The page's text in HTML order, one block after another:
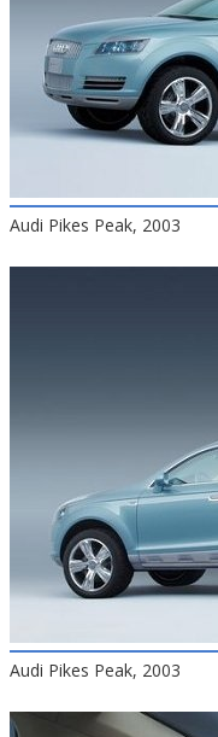
Audi Pikes Peak, 2003
Audi Pikes Peak, 2003